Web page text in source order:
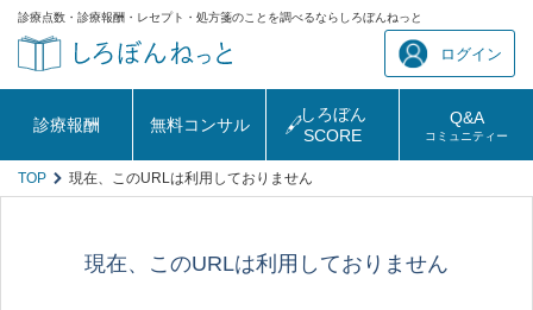
診療点数・診療報酬・レセプト・処方箋のことを調べるならしろぼんねっと
ログイン
診療報酬 無料コンサル
しろぼん
SCORE
Q&A
コミュニティー
TOP 現在、このURLは利用しておりません
現在、このURLは利用しておりません